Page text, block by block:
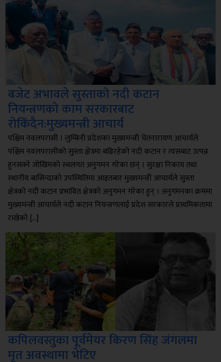
बजेट अभावले सुस्ताको नदी कटान
नियन्त्रणको काम सरकारबाट
रोकिँदैन:मुख्यमन्त्री आचार्य
पश्चिम नवलपरासी । लुम्बिनी प्रदेशका मुख्यमन्त्री चेतनारायण आचार्यले
पश्चिम नवलपरासीको सुस्ता क्षेत्रमा बढिरहेको नदी कटान र त्यसबाट उत्पन्न
हुनसक्ने जोखिमको स्थलगत अनुगमन गरेका छन् । सुरक्षा निकाय तथा
स्थानीय बासिन्दाको उपस्थितिमा आइतबार मुख्यमन्त्री आचार्यले सुस्ता
क्षेत्रको नदी कटान प्रभावित क्षेत्रको अनुगमन गरेका हुन् । अनुगमनका क्रममा
मुख्यमन्त्री आचार्यले नदी कटान नियन्त्रणलाई प्रदेश सरकारले प्राथमिकतामा
राखेको […]
कपिलवस्तुका पूर्वमेयर किरण सिंह जंगलमा
मृत अवस्थामा भेटिए